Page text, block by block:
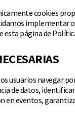
cookies
página de
usuarios navegar
de datos,
en eventos,